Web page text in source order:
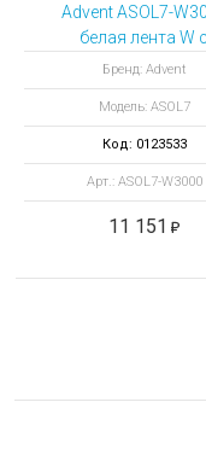
Advent ASOL7-
белая лента W
чистящим
3000
Бренд: Advent
Модель: ASOL7
Код: 0123533
Арт.: ASOL7-W3000
11 151